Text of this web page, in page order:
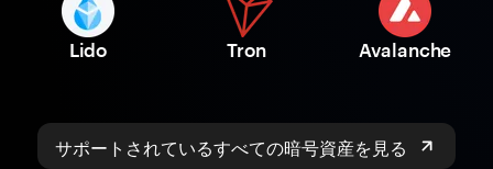
Lido Tron Avalanche
サポートされているすべての暗号資産を見る